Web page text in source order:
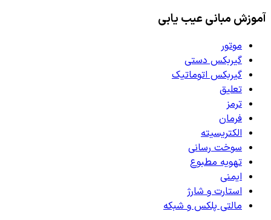
آموزش مبانی عیب یابی
موتور
گیربکس دستی
گیربکس اتوماتیک
تعلیق
ترمز
فرمان
الکتریسیته
سوخت رسانی
تهویه مطبوع
ایمنی
استارت و شارژ
مالتی پلکس و شبکه